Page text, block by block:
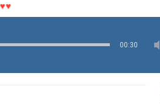
00:30